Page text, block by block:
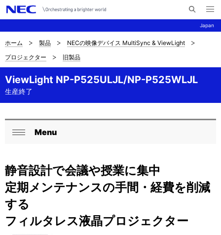
Japan
イ
メ
ニ
ュ
ナ
ビ
ゲ
ー
サ
イ
ト
内
の
現
位
置
ホーム 製品
NECの映像デバイス MultiSync & ViewLight
プロジェクター
旧製品
ViewLight NP-P525ULJL/NP-P525WLJL
生産終了
ロ
カ
ル
ナ
ビ
る
Menu
静音設計で会議や授業に集中
定期メンテナンスの手間・経費を削減
する
フィルタレス液晶プロジェクター